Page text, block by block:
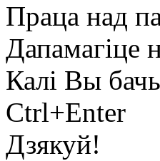
Праца над
Дапамагіце
Калі Вы
Ctrl+Enter
Дзякуй!